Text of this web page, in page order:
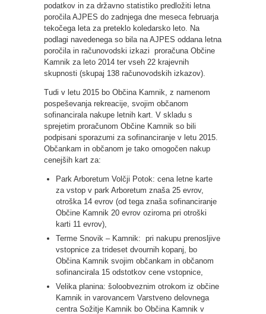
podatkov in za državno statistiko predložiti letna
poročila AJPES do zadnjega dne meseca februarja
tekočega leta za preteklo koledarsko leto. Na
podlagi navedenega so bila na AJPES oddana letna
poročila in računovodski izkazi proračuna Občine
Kamnik za leto 2014 ter vseh 22 krajevnih
skupnosti (skupaj 138 računovodskih izkazov).
Tudi v letu 2015 bo Občina Kamnik, z namenom
pospeševanja rekreacije, svojim občanom
sofinancirala nakupe letnih kart. V skladu s
sprejetim proračunom Občine Kamnik so bili
podpisani sporazumi za sofinanciranje v letu 2015.
Občankam in občanom je tako omogočen nakup
cenejših kart za:
Park Arboretum Volčji Potok: cena letne karte
za vstop v park Arboretum znaša 25 evrov,
otroška 14 evrov (od tega znaša sofinanciranje
Občine Kamnik 20 evrov oziroma pri otroški
karti 11 evrov),
Terme Snovik – Kamnik: pri nakupu prenosljive
vstopnice za trideset dvournih kopanj, bo
Občina Kamnik svojim občankam in občanom
sofinancirala 15 odstotkov cene vstopnice,
Velika planina: šoloobveznim otrokom iz občine
Kamnik in varovancem Varstveno delovnega
centra Sožitje Kamnik bo Občina Kamnik v